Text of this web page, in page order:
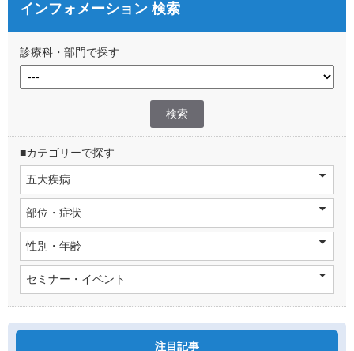
インフォメーション 検索
診療科・部門で探す
■カテゴリーで探す
五大疾病
部位・症状
性別・年齢
セミナー・イベント
注目記事